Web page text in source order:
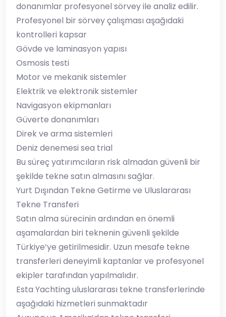
donanımlar profesyonel sörvey ile analiz edilir.
Profesyonel bir sörvey çalışması aşağıdaki
kontrolleri kapsar
Gövde ve laminasyon yapısı
Osmosis testi
Motor ve mekanik sistemler
Elektrik ve elektronik sistemler
Navigasyon ekipmanları
Güverte donanımları
Direk ve arma sistemleri
Deniz denemesi sea trial
Bu süreç yatırımcıların risk almadan güvenli bir
şekilde tekne satın almasını sağlar.
Yurt Dışından Tekne Getirme ve Uluslararası
Tekne Transferi
Satın alma sürecinin ardından en önemli
aşamalardan biri teknenin güvenli şekilde
Türkiye’ye getirilmesidir. Uzun mesafe tekne
transferleri deneyimli kaptanlar ve profesyonel
ekipler tarafından yapılmalıdır.
Esta Yachting uluslararası tekne transferlerinde
aşağıdaki hizmetleri sunmaktadır